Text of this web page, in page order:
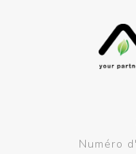
Numéro